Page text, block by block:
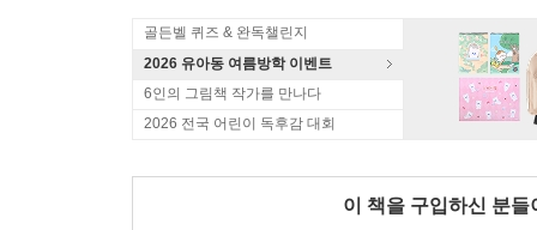
골든벨 퀴즈 & 완독챌린지
2026 유아동 여름방학 이벤트
6인의 그림책 작가를 만나다
2026 전국 어린이 독후감 대회
이 책을 구입하신 분